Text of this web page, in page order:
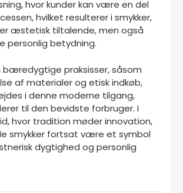
hvor kunder kan være en del
hvilket resulterer i smykker,
æstetisk tiltalende, men også
personlig betydning.
bæredygtige praksisser, såsom
af materialer og etisk indkøb,
i denne moderne tilgang,
til den bevidste forbruger. I
hvor tradition møder innovation,
smykker fortsat være et symbol
dygtighed og personlig